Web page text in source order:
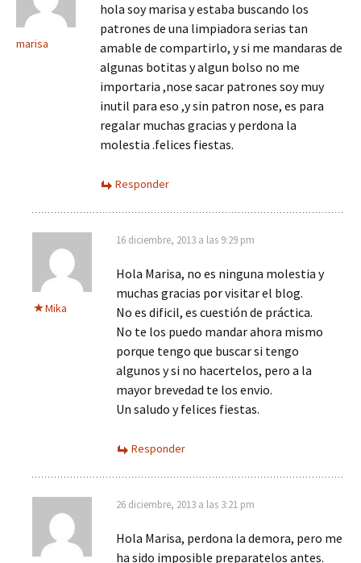
marisa
hola soy marisa y estaba buscando los
patrones de una limpiadora serias tan
amable de compartirlo, y si me mandaras de
algunas botitas y algun bolso no me
importaria ,nose sacar patrones soy muy
inutil para eso ,y sin patron nose, es para
regalar muchas gracias y perdona la
molestia .felices fiestas.
Responder
Mika
16 diciembre, 2013 a las 9:29 pm
Hola Marisa, no es ninguna molestia y
muchas gracias por visitar el blog.
No es dificil, es cuestión de práctica.
No te los puedo mandar ahora mismo
porque tengo que buscar si tengo
algunos y si no hacertelos, pero a la
mayor brevedad te los envio.
Un saludo y felices fiestas.
Responder
26 diciembre, 2013 a las 3:21 pm
Hola Marisa, perdona la demora, pero me
ha sido imposible preparatelos antes.